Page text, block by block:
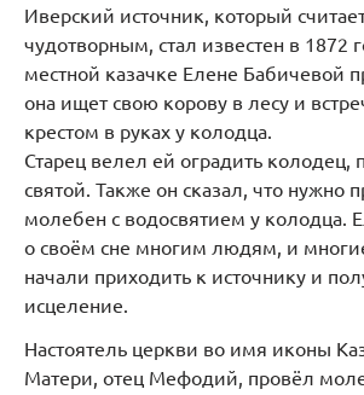
Иверский источник, который
чудотворным, стал известен в 1872
местной казачке Елене Бабичевой
она ищет свою корову в лесу и
крестом в руках у колодца.
Старец велел ей оградить колодец,
святой. Также он сказал, что нужно
молебен с водосвятием у колодца.
о своём сне многим людям, и
начали приходить к источнику и
исцеление.
Настоятель церкви во имя иконы
Матери, отец Мефодий, провёл